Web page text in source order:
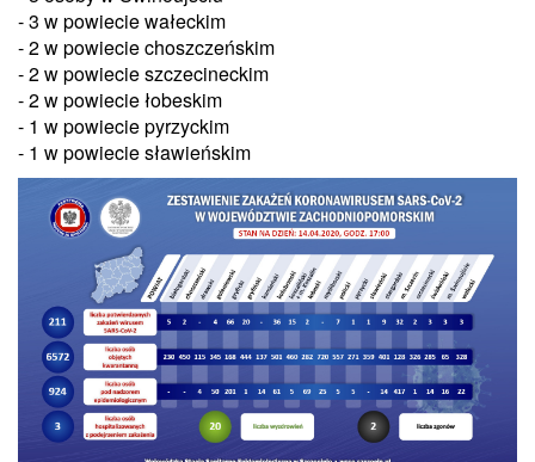
- 3 w powiecie wałeckim
- 2 w powiecie choszczeńskim
- 2 w powiecie szczecineckim
- 2 w powiecie łobeskim
- 1 w powiecie pyrzyckim
- 1 w powieciesławieńskim